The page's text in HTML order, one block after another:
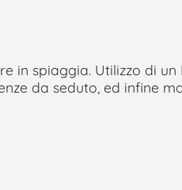
in spiaggia. Utilizzo di
da seduto, ed infine